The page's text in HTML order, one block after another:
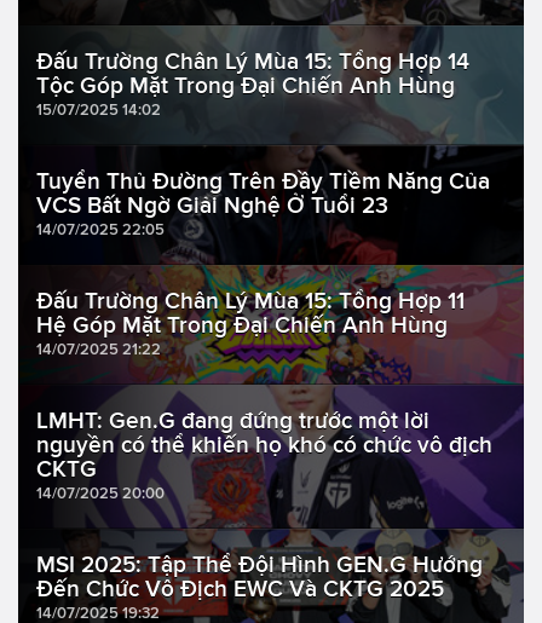
Đấu Trường Chân Lý Mùa 15: Tổng Hợp 14
Tộc Góp Mặt Trong Đại Chiến Anh Hùng
15/07/2025 14:02
Tuyển Thủ Đường Trên Đầy Tiềm Năng Của
VCS Bất Ngờ Giải Nghệ Ở Tuổi 23
14/07/2025 22:05
Đấu Trường Chân Lý Mùa 15: Tổng Hợp 11
Hệ Góp Mặt Trong Đại Chiến Anh Hùng
14/07/2025 21:22
LMHT: Gen.G đang đứng trước một lời
nguyền có thể khiến họ khó có chức vô địch
CKTG
14/07/2025 20:00
MSI 2025: Tập Thể Đội Hình GEN.G Hướng
Đến Chức Vô Địch EWC Và CKTG 2025
14/07/2025 19:32